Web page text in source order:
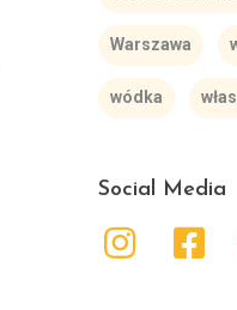
Warszawa
wódka
Social Media